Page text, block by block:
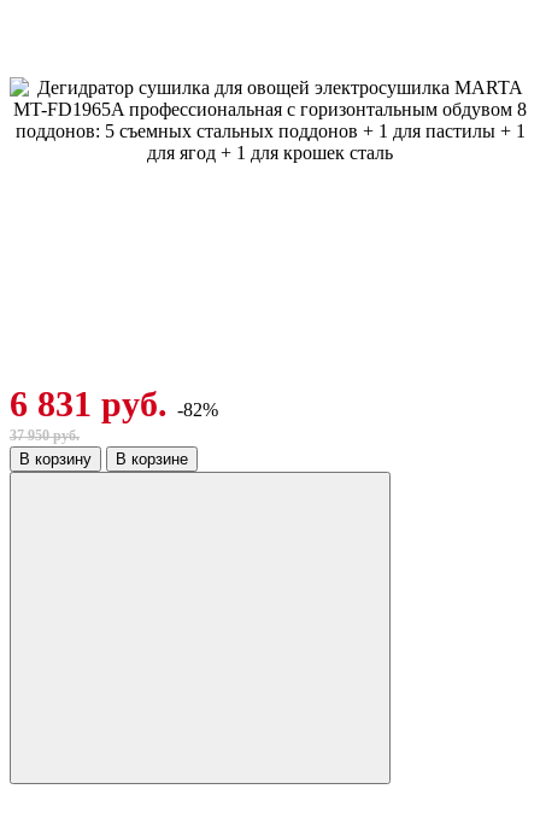
6 831 руб. -82%
37 950 руб.
В корзину В корзине